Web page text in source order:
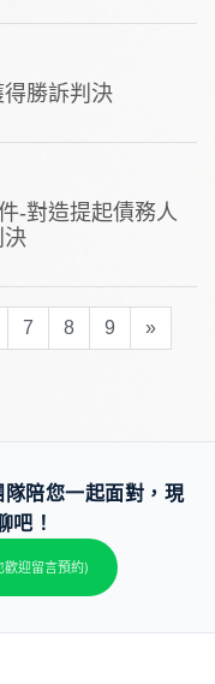
勝訴判決
-對造提起債務人
決
7 8 9 »
陪您一起面對，現
吧！
歡迎留言預約)